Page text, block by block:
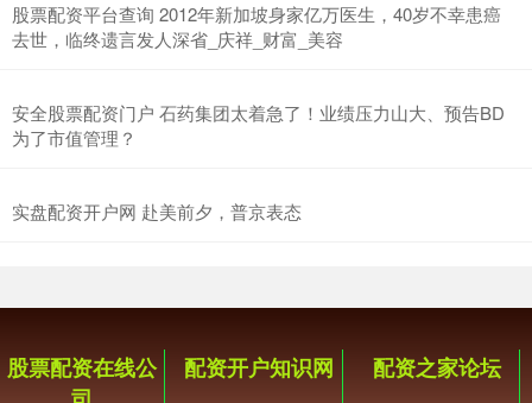
股票配资平台查询 2012年新加坡身家亿万医生，40岁不幸患癌
去世，临终遗言发人深省_庆祥_财富_美容
安全股票配资门户 石药集团太着急了！业绩压力山大、预告BD
为了市值管理？
实盘配资开户网 赴美前夕，普京表态
股票配资在线公
配资开户知识网 配资之家论坛